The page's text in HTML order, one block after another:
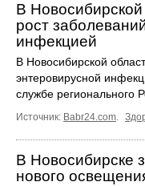
В
рост
инфекцией
В Новосибирской
энтеровирусной
службе регионального
Источник: Babr24.com.
В Новосибирске
нового